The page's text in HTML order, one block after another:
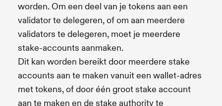
worden. Om een deel van je tokens aan een
validator te delegeren, of om aan meerdere
validators te delegeren, moet je meerdere
stake-accounts aanmaken.
Dit kan worden bereikt door meerdere stake
accounts aan te maken vanuit een wallet-adres
met tokens, of door één groot stake account
aan te maken en de stake authority te